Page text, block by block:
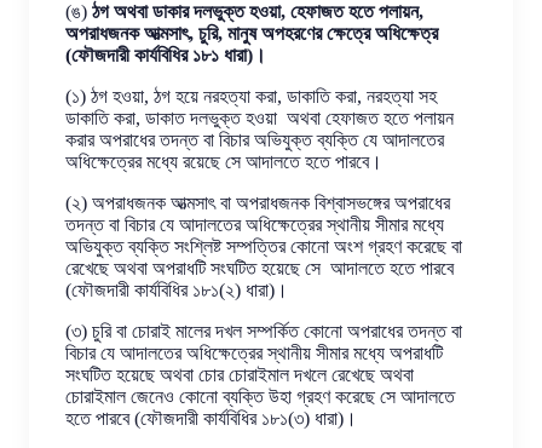
(ঙ) ঠগ অথবা ডাকার দলভুক্ত হওয়া, হেফাজত হতে পলায়ন,
অপরাধজনক আত্মসাৎ, চুরি, মানুষ অপহরণের ক্ষেত্রে অধিক্ষেত্র
(ফৌজদারী কার্যবিধির ১৮১ ধারা)।
(১) ঠগ হওয়া, ঠগ হয়ে নরহত্যা করা, ডাকাতি করা, নরহত্যা সহ
ডাকাতি করা, ডাকাত দলভুক্ত হওয়া অথবা হেফাজত হতে পলায়ন
করার অপরাধের তদন্ত বা বিচার অভিযুক্ত ব্যক্তি যে আদালতের
অধিক্ষেত্রের মধ্যে রয়েছে সে আদালতে হতে পারবে।
(২) অপরাধজনক আত্মসাৎ বা অপরাধজনক বিশ্বাসভঙ্গের অপরাধের
তদন্ত বা বিচার যে আদালতের অধিক্ষেত্রের স্থানীয় সীমার মধ্যে
অভিযুক্ত ব্যক্তি সংশ্লিষ্ট সম্পত্তির কোনো অংশ গ্রহণ করেছে বা
রেখেছে অথবা অপরাধটি সংঘটিত হয়েছে সে আদালতে হতে পারবে
(ফৌজদারী কার্যবিধির ১৮১(২) ধারা)।
(৩) চুরি বা চোরাই মালের দখল সম্পর্কিত কোনো অপরাধের তদন্ত বা
বিচার যে আদালতের অধিক্ষেত্রের স্থানীয় সীমার মধ্যে অপরাধটি
সংঘটিত হয়েছে অথবা চোর চোরাইমাল দখলে রেখেছে অথবা
চোরাইমাল জেনেও কোনো ব্যক্তি উহা গ্রহণ করেছে সে আদালতে
হতে পারবে (ফৌজদারী কার্যবিধির ১৮১(৩) ধারা)।